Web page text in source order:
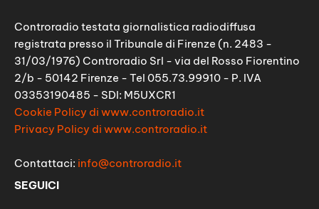
Controradio testata giornalistica radiodiffusa
registrata presso il Tribunale di Firenze (n. 2483 -
31/03/1976) Controradio Srl - via del Rosso Fiorentino
2/b - 50142 Firenze - Tel 055.73.99910 - P. IVA
03353190485 - SDI: M5UXCR1
Cookie Policy di www.controradio.it
Privacy Policy di www.controradio.it
Contattaci: info@controradio.it
SEGUICI